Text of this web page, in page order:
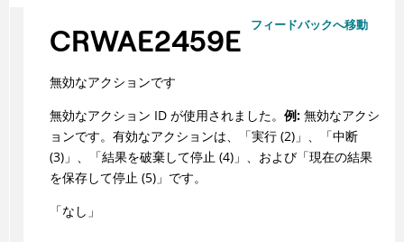
フィードバックへ移動
CRWAE2459E
無効なアクションです
無効なアクション ID が使用されました。 例:無効なアクシ
ョンです。有効なアクションは、「実行 (2)」、「中断
(3)」、「結果を破棄して停止 (4)」、および「現在の結果
を保存して停止 (5)」です。
「なし」